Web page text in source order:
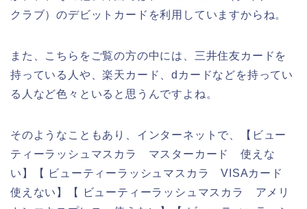
クラブ）のデビットカードを利用していますからね。
また、こちらをご覧の方の中には、三井住友カードを
持っている人や、楽天カード、dカードなどを持ってい
る人など色々といると思うんですよね。
そのようなこともあり、インターネットで、【ビュー
ティーラッシュマスカラ マスターカード 使えな
い】【 ビューティーラッシュマスカラ VISAカード
使えない】【 ビューティーラッシュマスカラ アメリ